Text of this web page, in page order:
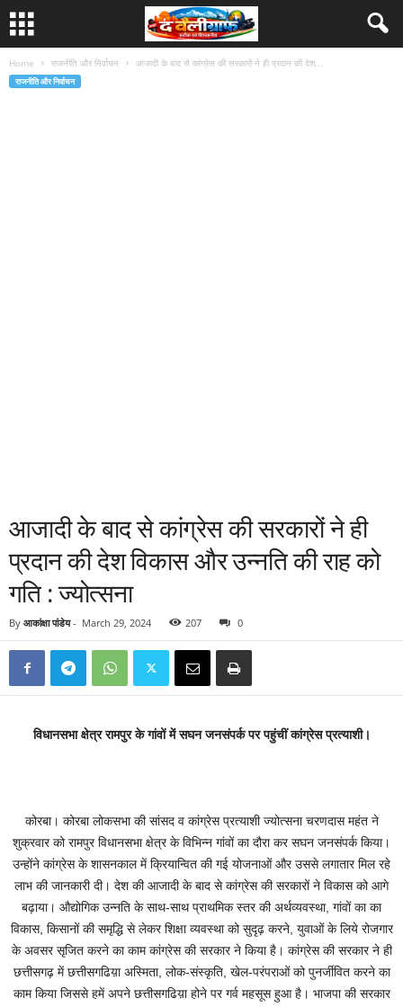
Home राजनीति और निर्वाचन आजादी के बाद से कांग्रेस की सरकारों ने ही प्रदान की देश...
राजनीति और निर्वाचन
आजादी के बाद से कांग्रेस की सरकारों ने ही
प्रदान की देश विकास और उन्नति की राह को
गति : ज्योत्सना
By आकांक्षा पांडेय- March 29, 2024 207 0
विधानसभा क्षेत्र रामपुर के गांवों में सघन जनसंपर्क पर पहुंचीं कांग्रेस प्रत्याशी।
कोरबा। कोरबा लोकसभा की सांसद व कांग्रेस प्रत्याशी ज्योत्सना चरणदास महंत ने
शुक्रवार को रामपुर विधानसभा क्षेत्र के विभिन्न गांवों का दौरा कर सघन जनसंपर्क किया।
उन्होंने कांग्रेस के शासनकाल में क्रियान्वित की गई योजनाओं और उससे लगातार मिल रहे
लाभ की जानकारी दी। देश की आजादी के बाद से कांग्रेस की सरकारों ने विकास को आगे
बढ़ाया। औद्योगिक उन्नति के साथ-साथ प्राथमिक स्तर की अर्थव्यवस्था, गांवों का का
विकास, किसानों की समृद्धि से लेकर शिक्षा व्यवस्था को सुदृढ़ करने, युवाओं के लिये रोजगार
के अवसर सृजित करने का काम कांग्रेस की सरकार ने किया है। कांग्रेस की सरकार ने ही
छत्तीसगढ़ में छत्तीसगढिय़ा अस्मिता, लोक-संस्कृति, खेल-परंपराओं को पुनर्जीवित करने का
काम किया जिससे हमें अपने छत्तीसगढिय़ा होने पर गर्व महसूस हुआ है। भाजपा की सरकार